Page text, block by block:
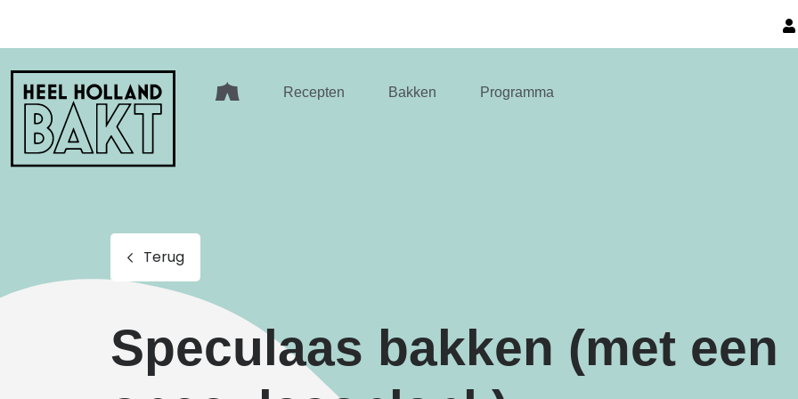
Heel
Holland
Bakt
Recepten Bakken Programma
Terug
Speculaas bakken (met een